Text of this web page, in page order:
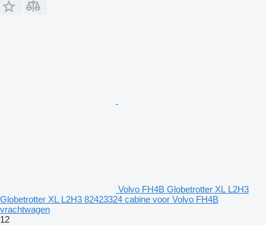
Volvo FH4B Globetrotter XL L2H3
Globetrotter XL L2H3 82423324 cabine voor Volvo FH4B
vrachtwagen
12